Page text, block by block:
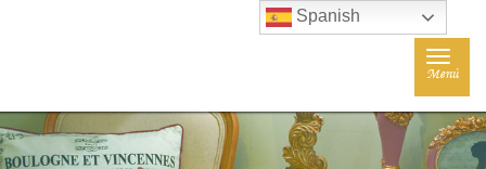
Toggle
Menú
Spanish